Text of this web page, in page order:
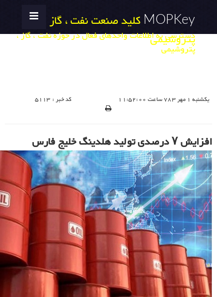
MOPKeyکلید صنعت نفت ، گاز ،
پتروشیمی
دسترسی به اطلاعات واحدهای فعال در حوزه نفت ، گاز ،
پتروشیمی
یکشنبه 1 مهر 783 ساعت 11:52:00 کد خبر : 5113
افزایش ۷ درصدی تولید هلدینگ خلیج فارس